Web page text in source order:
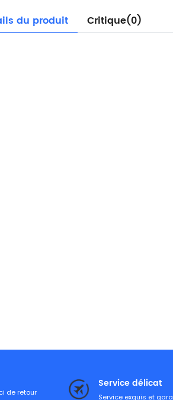
du produit Critique(0)
de retour
Service délicat
Service exquis et